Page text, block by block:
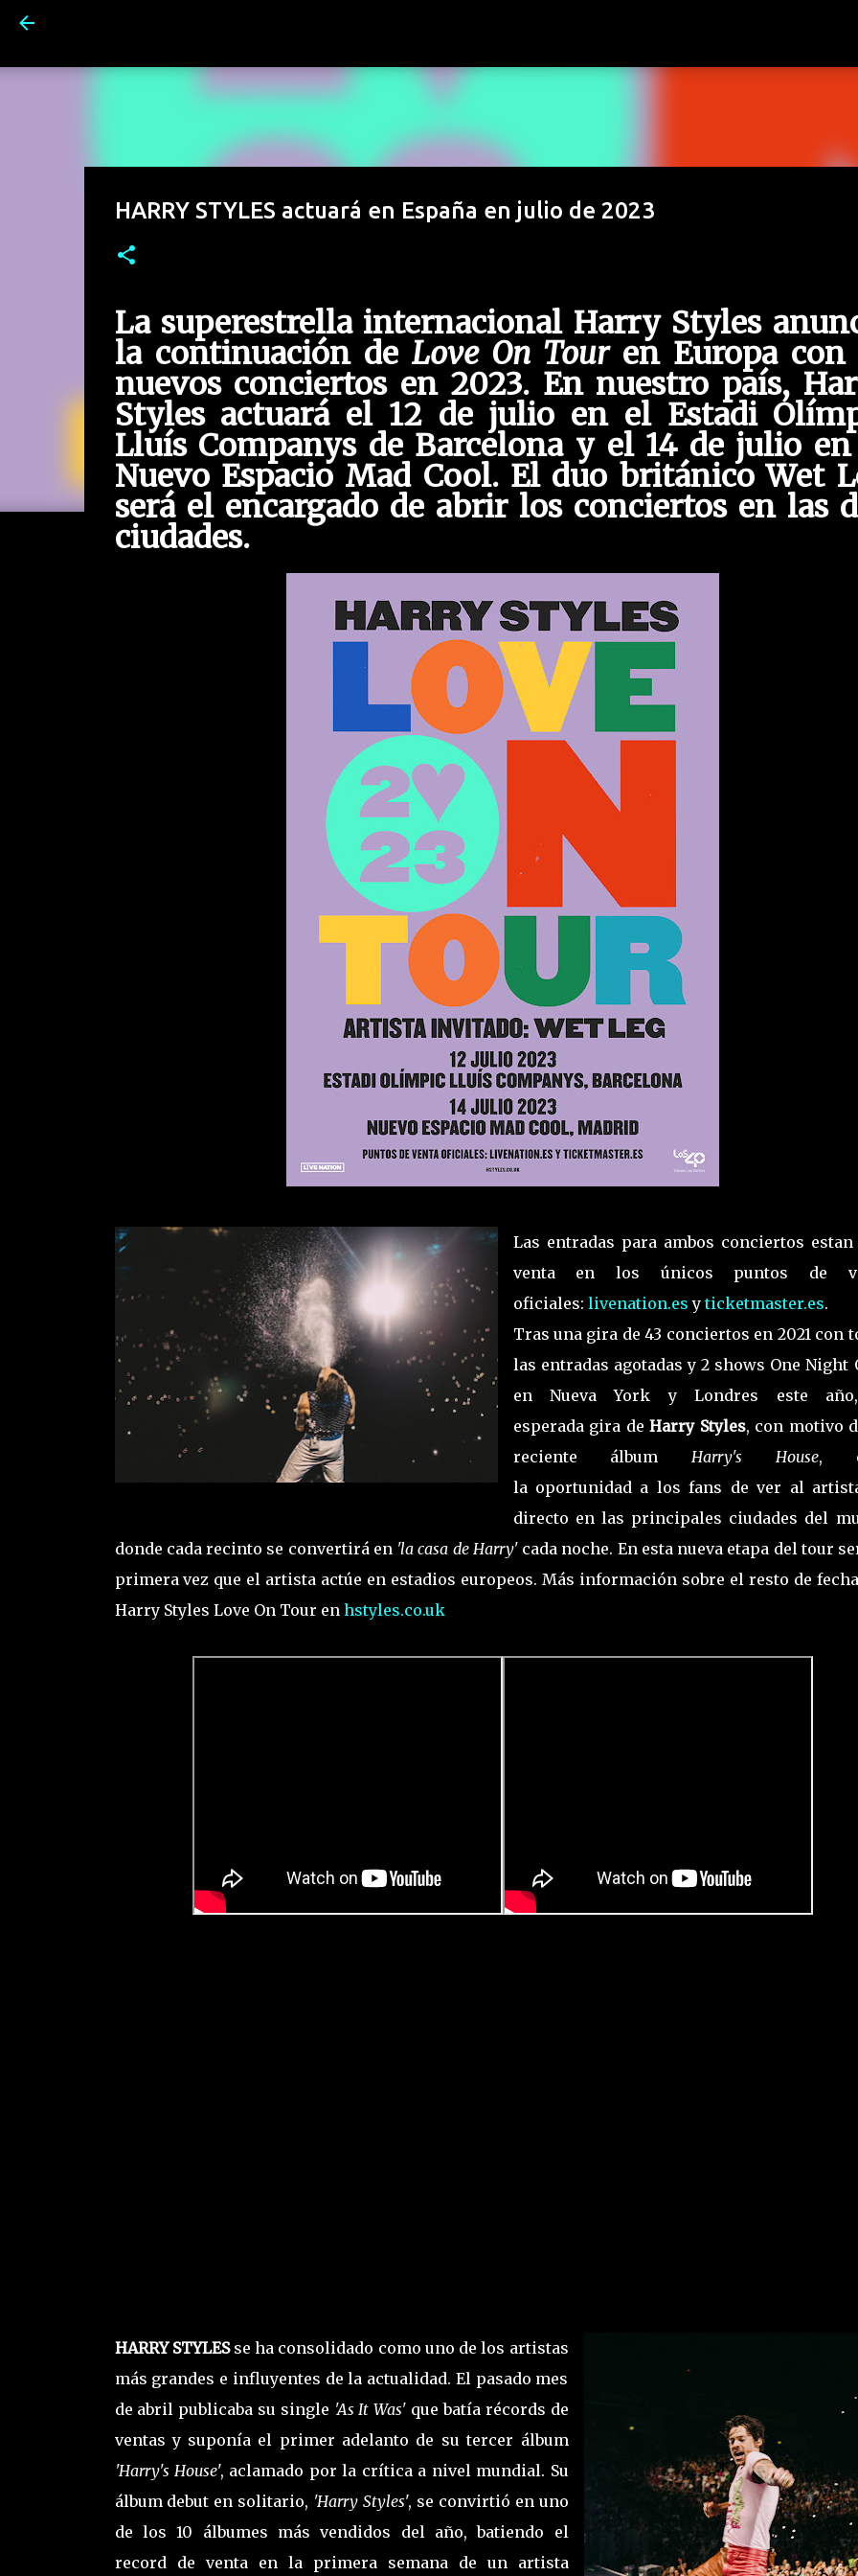
HARRY STYLES actuará en España en julio de 2023
La superestrella internacional Harry Styles
la continuación de Love On Touren Europa con
nuevos conciertos en 2023. En nuestro país,
Styles actuará el 12 de julio en el Estadi
Lluís Companys de Barcelona y el 14 de julio
Nuevo Espacio Mad Cool. El duo británico Wet
será el encargado de abrir los conciertos en las
ciudades.
Las entradas para ambos conciertos
venta en los únicos puntos de
oficiales: livenation.es yticketmaster.es.
Tras una gira de 43 conciertos en 2021 con
las entradas agotadas y 2 shows One Night
en Nueva York y Londres este
esperada gira de Harry Styles, con motivo
reciente álbum Harry's House,
la oportunidad a los fans de ver al
directo en las principales ciudades del
donde cada recinto se convertirá en 'la casa de Harry'cada noche. En esta nueva etapa del tour
primera vez que el artista actúe en estadios europeos. Más información sobre el resto de
Harry Styles Love On Tour en hstyles.co.uk
HARRY STYLESse ha consolidado como uno de los artistas
más grandes e influyentes de la actualidad. El pasado mes
de abril publicaba su single 'As It Was' que batía récords de
ventas y suponía el primer adelanto de su tercer álbum
'Harry's House', aclamado por la crítica a nivel mundial. Su
álbum debut en solitario, 'Harry Styles', se convirtió en uno
de los 10 álbumes más vendidos del año, batiendo el
record de venta en la primera semana de un artista